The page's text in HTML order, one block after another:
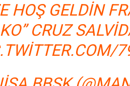
HOŞ GELDIN
CRUZ